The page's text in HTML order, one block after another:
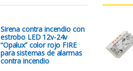
Sirena contra incendio con
estrobo LED 12v-24v
“Opalux” color rojo FIRE
para sistemas de alarmas
contra incendio